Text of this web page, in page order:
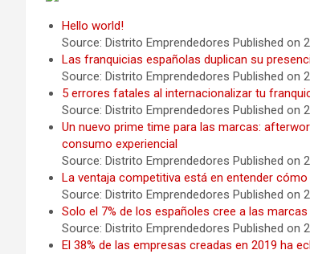
Hello world!
Source: Distrito Emprendedores Published on
Las franquicias españolas duplican su
Source: Distrito Emprendedores Published on
5 errores fatales al internacionalizar tu
Source: Distrito Emprendedores Published on
Un nuevo prime time para las marcas:
consumo experiencial
Source: Distrito Emprendedores Published on
La ventaja competitiva está en entender
Source: Distrito Emprendedores Published on
Solo el 7% de los españoles cree a las
Source: Distrito Emprendedores Published on
El 38% de las empresas creadas en 2019 ha